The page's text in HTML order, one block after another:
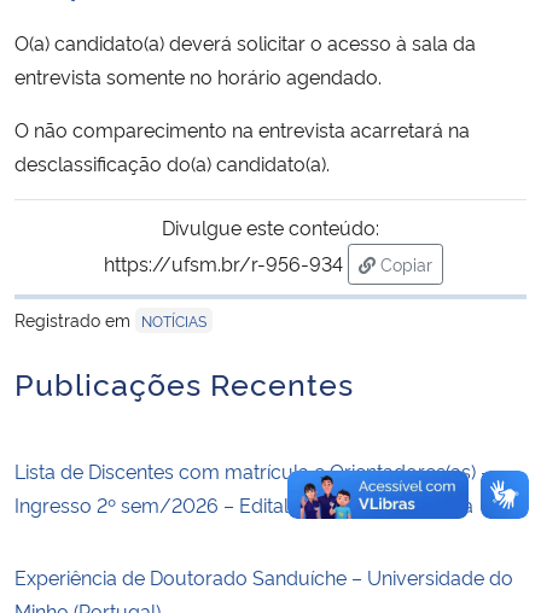
Gabinete de Segurança Institucional
Banco Central do Brasil
O(a) candidato(a) deverá solicitar o acesso à sala da
entrevista somente no horário agendado.
O não comparecimento na entrevista acarretará na
desclassificação do(a) candidato(a).
Divulgue este conteúdo:
https://ufsm.br/r-956-934
Copiar
para área de
Registrado em
NOTÍCIAS
Publicações Recentes
Lista de Discentes com matrícula e Orientadores(as) –
Ingresso 2º sem/2026 – Edital 30/2025 – 2ª janela
Experiência de Doutorado Sanduíche – Universidade do